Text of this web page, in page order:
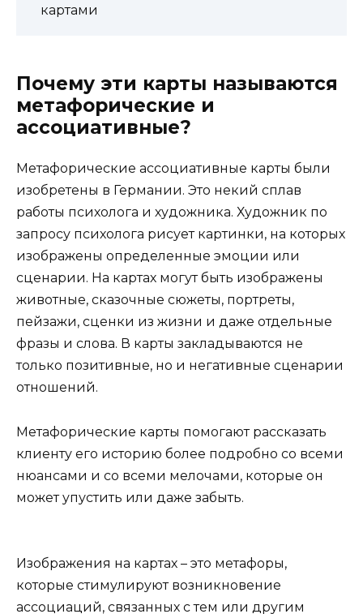
картами
Почему эти карты называются
метафорические и
ассоциативные?
Метафорические ассоциативные карты были
изобретены в Германии. Это некий сплав
работы психолога и художника. Художник по
запросу психолога рисует картинки, на которых
изображены определенные эмоции или
сценарии. На картах могут быть изображены
животные, сказочные сюжеты, портреты,
пейзажи, сценки из жизни и даже отдельные
фразы и слова. В карты закладываются не
только позитивные, но и негативные сценарии
отношений.
Метафорические карты помогают рассказать
клиенту его историю более подробно со всеми
нюансами и со всеми мелочами, которые он
может упустить или даже забыть.
Изображения на картах – это метафоры,
которые стимулируют возникновение
ассоциаций, связанных с тем или другим